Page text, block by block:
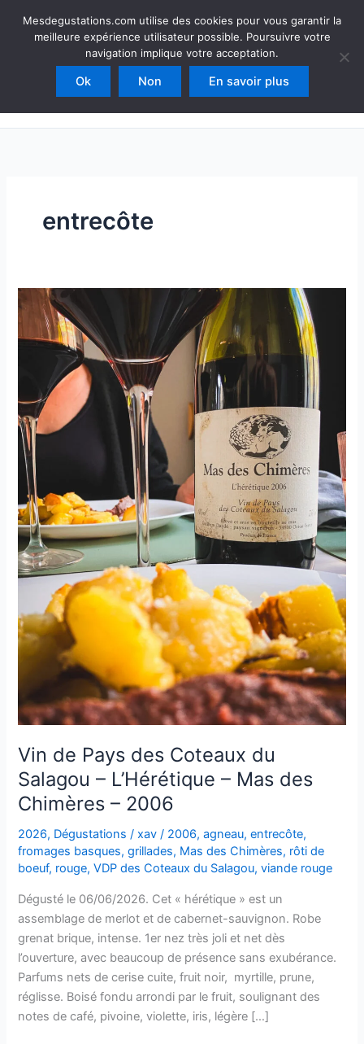
Mesdegustations
Dégustations, accords & autour du vin
Rechercher
entrecôte
Vin de Pays des Coteaux du
Salagou – L’Hérétique – Mas des
Chimères – 2006
2026, Dégustations /xav/ 2006,agneau,entrecôte,
fromages basques,grillades, Mas des Chimères, rôti de
boeuf, rouge,VDP des Coteaux du Salagou,viande rouge
Dégusté le 06/06/2026. Cet « hérétique » est un
assemblage de merlot et de cabernet-sauvignon. Robe
grenat brique, intense. 1er nez très joli et net dès
l’ouverture, avec beaucoup de présence sans exubérance.
Parfums nets de cerise cuite, fruit noir, myrtille, prune,
réglisse. Boisé fondu arrondi par le fruit, soulignant des
notes de café, pivoine, violette, iris, légère […]
Mesdegustations.com utilise des cookies pour vous garantir la
meilleure expérience utilisateur possible. Poursuivre votre
navigation implique votre acceptation.
Ok Non En savoir plus